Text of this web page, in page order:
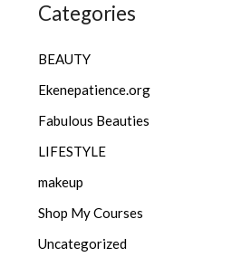
Categories
BEAUTY
Ekenepatience.org
Fabulous Beauties
LIFESTYLE
makeup
Shop My Courses
Uncategorized